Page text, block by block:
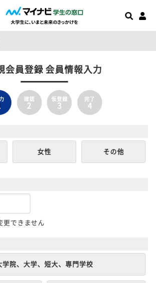
会員登録 会員情報入力
確認
2
仮登録
3
完了
4
女性 その他
できません
学院、大学、短大、専門学校